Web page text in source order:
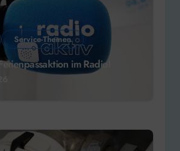
Service-Themen
im Radio!